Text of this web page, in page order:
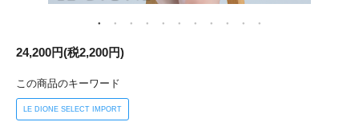
24,200円(税2,200円)
この商品のキーワード
LE DIONE SELECT IMPORT